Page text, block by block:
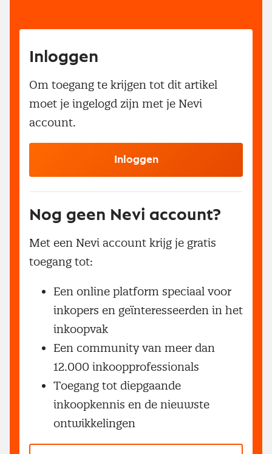
Inloggen
Om toegang te krijgen tot dit artikel
moet je ingelogd zijn met je Nevi
account.
Inloggen
Nog geen Nevi account?
Met een Nevi account krijg je gratis
toegang tot:
Een online platform speciaal voor
inkopers en geïnteresseerden in het
inkoopvak
Een community van meer dan
12.000 inkoopprofessionals
Toegang tot diepgaande
inkoopkennis en de nieuwste
ontwikkelingen